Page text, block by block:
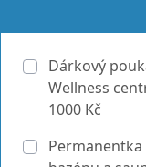
Dárkový
Wellness
1000 Kč
Permanentka